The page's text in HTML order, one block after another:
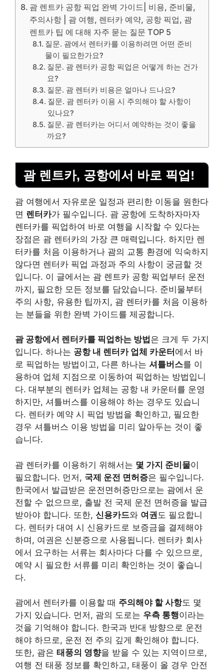
괌 렌트카 공항 픽업 완벽 가이드| 비용, 준비물,
주의사항 | 괌 여행, 렌터카 예약, 공항 픽업, 괌
렌트카 팁 에 대해 자주 묻는 질문 TOP 5
질문. 괌에서 렌터카를 이용하려면 어떤 준비
물이 필요한가요?
질문. 괌 렌터카 공항 픽업은 어떻게 하는 건가
요?
질문. 괌 렌터카 비용은 얼마나 드나요?
질문. 괌 렌터카 이용 시 주의해야 할 사항이
있나요?
질문. 괌 렌터카는 어디서 예약하는 것이 좋을
까요?
괌 렌트카, 공항에서 바로 픽업!
괌 여행에서 자유로운 일정과 편리한 이동을 원한다
면 렌터카가 필수입니다. 괌 공항에 도착하자마자
렌터카를 픽업하여 바로 여행을 시작할 수 있다는
장점은 괌 렌터카의 가장 큰 매력입니다. 하지만 렌
터카를 처음 이용하거나 괌의 교통 환경에 익숙하지
않다면 렌터카 픽업 과정과 주의 사항이 궁금할 것
입니다. 이 글에서는 괌 렌트카 공항 픽업부터 운전
까지, 필요한 모든 정보를 담았습니다. 준비물부터
주의 사항, 유용한 팁까지, 괌 렌터카를 처음 이용하
는 분들을 위한 완벽 가이드를 제공합니다.
괌 공항에서 렌터카를 픽업하는 방법 은 크게 두 가지
입니다. 하나는 공항 내 렌터카 업체 카운터 에서 바
로 픽업하는 방법이고, 다른 하나는 셔틀버스를 이
용하여 업체 지점으로 이동하여 픽업하는 방법입니
다. 대부분의 렌터카 업체는 공항 내 카운터를 운영
하지만, 셔틀버스를 이용해야 하는 경우도 있습니
다. 렌터카 예약 시 픽업 방법을 확인하고, 필요한
경우 셔틀버스 이용 방법을 미리 알아두는 것이 좋
습니다.
괌 렌터카를 이용하기 위해서는 몇 가지 준비물이
필요합니다. 먼저, 국제 운전 면허증은 필수입니다.
한국에서 발급받은 운전면허증만으로는 괌에서 운
전할 수 없으므로, 출발 전 국제 운전 면허증을 발급
받아야 합니다. 또한, 신용카드와 여권 도 필요합니
다. 렌터카 대여 시 신용카드로 보증금을 결제해야
하며, 여권은 신분증으로 사용됩니다. 렌터카 회사
에서 요구하는 서류는 회사마다 다를 수 있으므로,
예약 시 필요한 서류를 미리 확인하는 것이 좋습니
다.
괌에서 렌터카를 이용할 때 주의해야 할 사항도 몇
가지 있습니다. 먼저, 괌의 도로는 우측 통행이라는
것을 기억해야 합니다. 한국과 반대 방향으로 운전
해야 하므로, 운전 전 주의 깊게 확인해야 합니다.
또한, 괌은 태풍의 영향을 받을 수 있는 지역이므로,
여행 전 태풍 정보를 확인하고, 태풍이 올 경우 안전